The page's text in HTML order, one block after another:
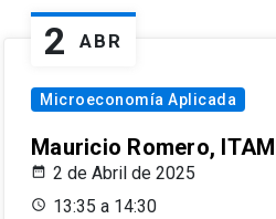
2 ABR
Microeconomía Aplicada
Mauricio Romero, ITAM
2 de Abril de 2025
13:35 a 14:30